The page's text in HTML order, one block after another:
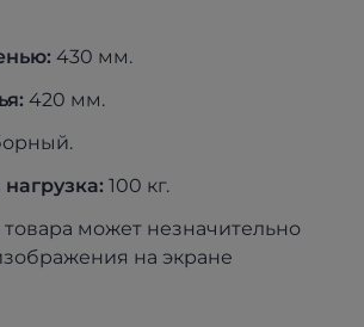
430 мм.
420 мм.
100 кг.
может незначительно
на экране